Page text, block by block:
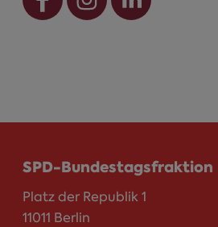
SPD-Bundestagsfraktion
Platz der Republik 1
11011 Berlin